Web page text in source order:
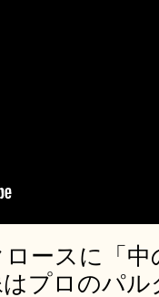
ースに「
プロのパル